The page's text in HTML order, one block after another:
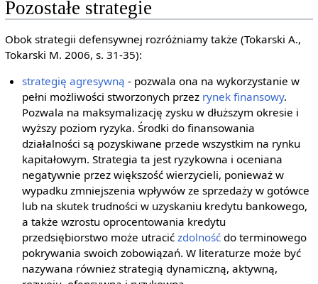
Pozostałe strategie
Obok strategii defensywnej rozróżniamy także (Tokarski A.,
Tokarski M. 2006, s. 31-35):
strategię agresywną - pozwala ona na wykorzystanie w
pełni możliwości stworzonych przez rynek finansowy.
Pozwala na maksymalizację zysku w dłuższym okresie i
wyższy poziom ryzyka. Środki do finansowania
działalności są pozyskiwane przede wszystkim na rynku
kapitałowym. Strategia ta jest ryzykowna i oceniana
negatywnie przez większość wierzycieli, ponieważ w
wypadku zmniejszenia wpływów ze sprzedaży w gotówce
lub na skutek trudności w uzyskaniu kredytu bankowego,
a także wzrostu oprocentowania kredytu
przedsiębiorstwo może utracićzdolność do terminowego
pokrywania swoich zobowiązań. W literaturze może być
nazywana również strategią dynamiczną, aktywną,